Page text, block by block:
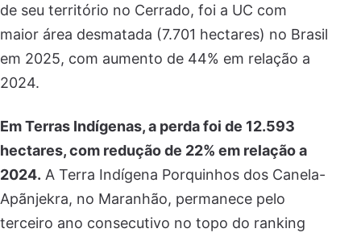
de seu território no Cerrado, foi a UC com
maior área desmatada (7.701 hectares) no Brasil
em 2025, com aumento de 44% em relação a
2024.
Em Terras Indígenas, a perda foi de 12.593
hectares, com redução de 22% em relação a
2024. A Terra Indígena Porquinhos dos Canela-
Apãnjekra, no Maranhão, permanece pelo
terceiro ano consecutivo no topo do ranking